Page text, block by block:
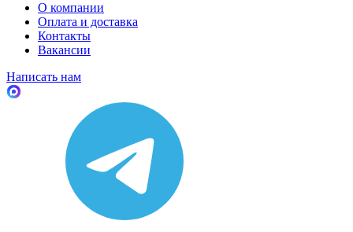
О компании
Оплата и доставка
Контакты
Вакансии
Написать нам